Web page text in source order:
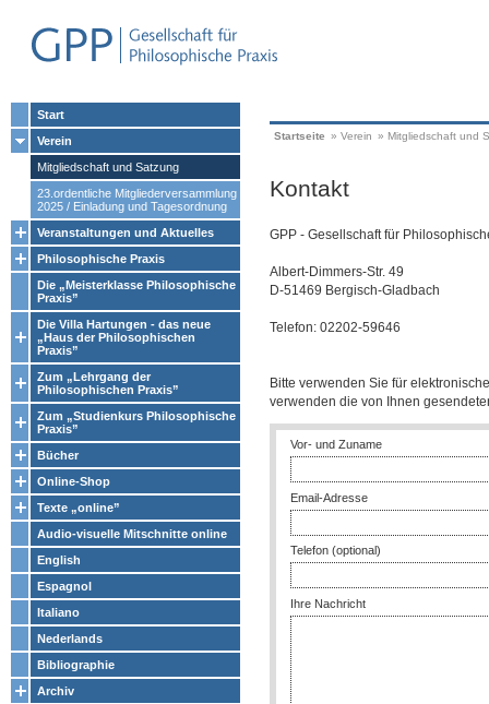
Start
Verein
Mitgliedschaft und Satzung
23.ordentliche Mitgliederversammlung
2025 / Einladung und Tagesordnung
Veranstaltungen und Aktuelles
Philosophische Praxis
Die „Meisterklasse Philosophische
Praxis”
Die Villa Hartungen - das neue
„Haus der Philosophischen
Praxis”
Zum „Lehrgang der
Philosophischen Praxis”
Zum „Studienkurs Philosophische
Praxis”
Bücher
Online-Shop
Texte „online”
Audio-visuelle Mitschnitte online
English
Espagnol
Italiano
Nederlands
Bibliographie
Archiv
Startseite » Verein » Mitgliedschaft und
Kontakt
GPP - Gesellschaft für
Albert-Dimmers-Str. 49
D-51469 Bergisch-Gladbach
Telefon: 02202-59646
Bitte verwenden Sie für
verwenden die von Ihnen
Vor- und Zuname
Email-Adresse
Telefon (optional)
Ihre Nachricht